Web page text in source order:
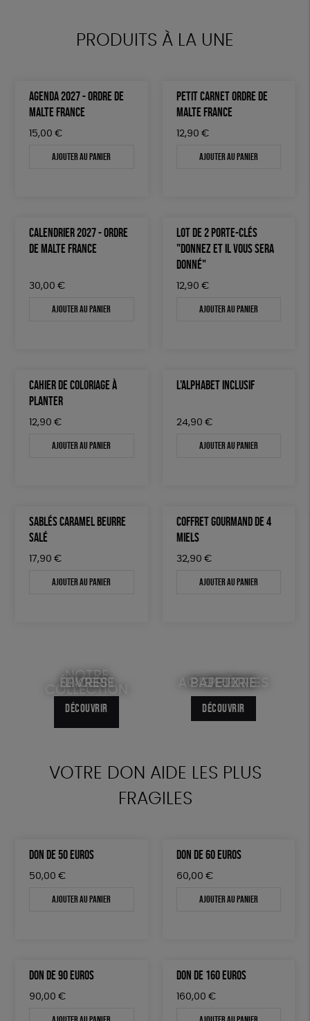
PRODUITS À LA UNE
AGENDA 2027 - ORDRE DE
MALTE FRANCE
15,00 €
Ajouter au panier
PETIT CARNET ORDRE DE
MALTE FRANCE
12,90 €
Ajouter au panier
CALENDRIER 2027 - ORDRE
DE MALTE FRANCE
30,00 €
Ajouter au panier
LOT DE 2 PORTE-CLÉS
"DONNEZ ET IL VOUS SERA
DONNÉ"
12,90 €
Ajouter au panier
CAHIER DE COLORIAGE À
PLANTER
12,90 €
Ajouter au panier
L'ALPHABET INCLUSIF
24,90 €
Ajouter au panier
SABLÉS CARAMEL BEURRE
SALÉ
17,90 €
Ajouter au panier
COFFRET GOURMAND DE 4
MIELS
32,90 €
Ajouter au panier
NOTRE
COLLECTION
DÉCOUVRIR
ACCESSOIRES
DÉCOUVRIR
MAISON
DÉCOUVRIR
BIEN-ÊTRE
DÉCOUVRIR
ÉPICERIE
DÉCOUVRIR
PAPETERIE
DÉCOUVRIR
LIVRES
DÉCOUVRIR
JEUX
DÉCOUVRIR
VOTRE DON AIDE LES PLUS
FRAGILES
DON DE 50 EUROS
50,00 €
Ajouter au panier
DON DE 60 EUROS
60,00 €
Ajouter au panier
DON DE 90 EUROS
90,00 €
DON DE 160 EUROS
160,00 €